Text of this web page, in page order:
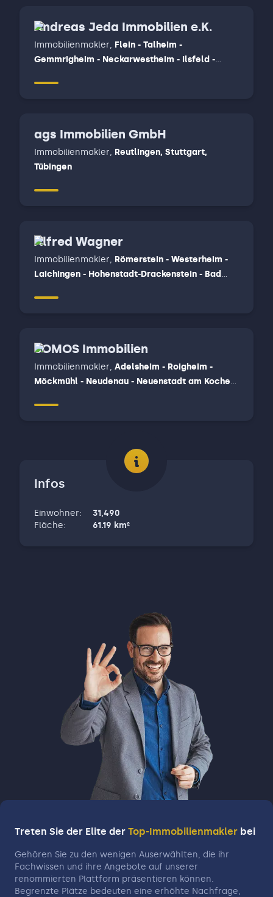
Andreas Jeda Immobilien e.K.
Immobilienmakler, Flein - Talheim -
Gemmrigheim - Neckarwestheim - Ilsfeld -
ags Immobilien GmbH
Immobilienmakler, Reutlingen, Stuttgart,
Tübingen
Alfred Wagner
Immobilienmakler, Römerstein - Westerheim -
Laichingen - Hohenstadt-Drackenstein - Bad
SOMOS Immobilien
Immobilienmakler, Adelsheim - Roigheim -
Möckmühl - Neudenau - Neuenstadt am Kocher,
Infos
Einwohner:
31,490
Fläche: 61.19 km²
Treten Sie der Elite der Top-Immobilienmakler bei
Gehören Sie zu den wenigen Auserwählten, die ihr
Fachwissen und ihre Angebote auf unserer
renommierten Plattform präsentieren können.
Begrenzte Plätze bedeuten eine erhöhte Nachfrage,